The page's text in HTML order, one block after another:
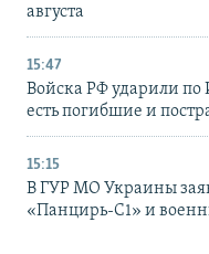
августа
15:47
Войска РФ ударили по
есть погибшие и
15:15
В ГУР МО Украины
«Панцирь-С1» и